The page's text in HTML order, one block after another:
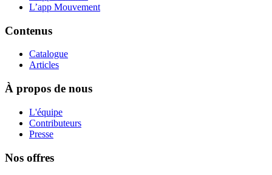
L’app Mouvement
Contenus
Catalogue
Articles
À propos de nous
L'équipe
Contributeurs
Presse
Nos offres